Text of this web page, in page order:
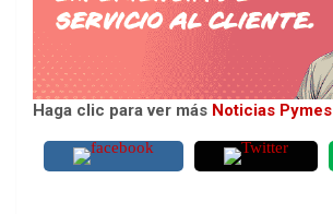
Haga clic para ver más Noticias Pymes